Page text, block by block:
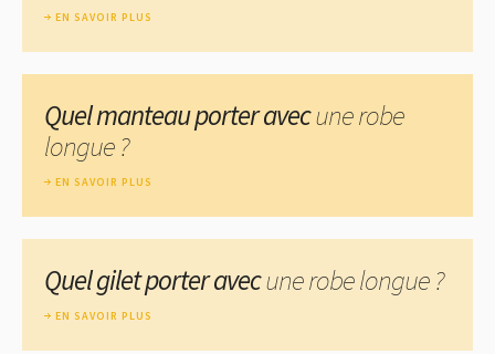
EN SAVOIR PLUS
Quel manteau porter avecune robe
longue ?
EN SAVOIR PLUS
Quel gilet porter avecune robe longue ?
EN SAVOIR PLUS